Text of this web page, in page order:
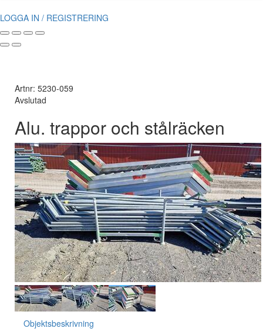
LOGGA IN / REGISTRERING
Artnr: 5230-059
Avslutad
Alu. trappor och stålräcken
Objektsbeskrivning